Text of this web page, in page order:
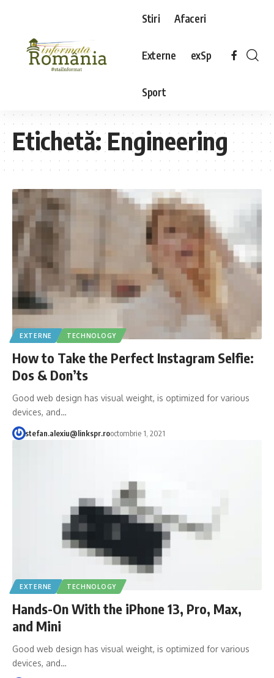
Stiri Afaceri
Externe exSp
Sport
Etichetă:Engineering
EXTERNE TECHNOLOGY
How to Take the Perfect Instagram Selfie:
Dos & Don’ts
Good web design has visual weight, is optimized for various
devices, and…
stefan.alexiu@linkspr.rooctombrie 1, 2021
EXTERNE TECHNOLOGY
Hands-On With the iPhone 13, Pro, Max,
and Mini
Good web design has visual weight, is optimized for various
devices, and…